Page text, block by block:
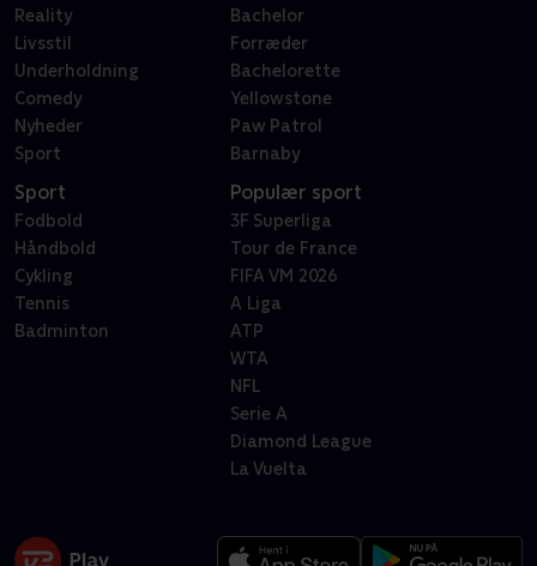
Reality
Livsstil
Underholdning
Comedy
Nyheder
Sport
Bachelor
Forræder
Bachelorette
Yellowstone
Paw Patrol
Barnaby
Sport
Fodbold
Håndbold
Cykling
Tennis
Badminton
Populær sport
3F Superliga
Tour de France
FIFA VM 2026
A Liga
ATP
WTA
NFL
Serie A
Diamond League
La Vuelta